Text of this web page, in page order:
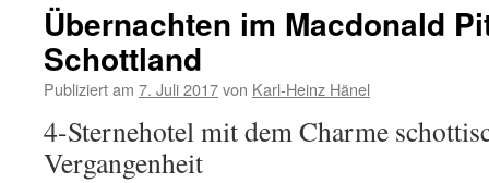
Aberdeen
Übernachten im Macdonald
Schottland
Publiziert am 7. Juli 2017von Karl-Heinz Hänel
4-Sternehotel mit dem Charme
Vergangenheit